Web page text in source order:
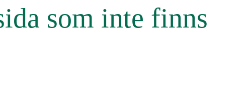
som inte finns